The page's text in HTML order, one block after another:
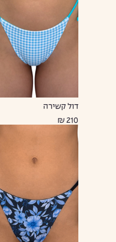
דול קשירה
210 ₪